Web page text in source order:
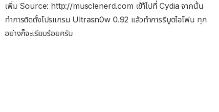
เพิ่ม Source: http://musclenerd.com เข้า้ไปที่ Cydia จากนั้น
ทำการติดตั้งโปรแกรม Ultrasn0w 0.92 แล้วทำการรีบูตไอโฟน ทุก
อย่างก็จะเรียบร้อยครับ